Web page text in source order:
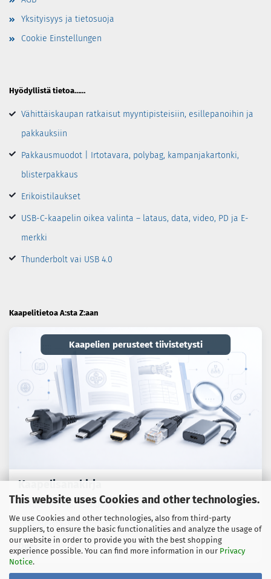
This website uses Cookies and other technologies.
We use Cookies and other technologies, also from third-party
suppliers, to ensure the basic functionalities and analyze the usage of
our website in order to provide you with the best shopping
experience possible. You can find more information in our Privacy
Notice.
Yksityisyys ja tietosuoja
Cookie Einstellungen
Hyödyllistä tietoa……
Vähittäiskaupan ratkaisut myyntipisteisiin, esillepanoihin ja
pakkauksiin
Pakkausmuodot | Irtotavara, polybag, kampanjakartonki,
blisterpakkaus
Erikoistilaukset
USB-C-kaapelin oikea valinta – lataus, data, video, PD ja E-
merkki
Thunderbolt vai USB 4.0
Kaapelitietoa A:sta Z:aan
Kaapelien perusteet tiivistetysti
Kaapelisanakirja
Erikoistermejä, standardeja ja käytännön vinkkejä
kaapeleista, sovittimista ja liitäntätekniikasta.
Opas